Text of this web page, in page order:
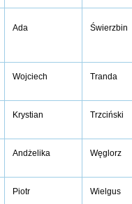
Ada Świerzbin
Wojciech Tranda
Krystian Trzciński
Andżelika Węglorz
Piotr Wielgus